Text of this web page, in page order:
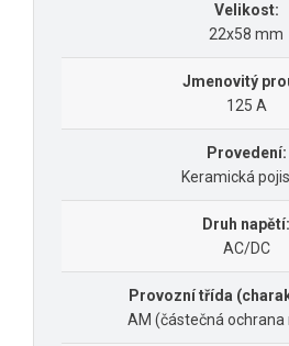
Velikost:
22x58 mm
Jmenovitý
125 A
Provedení:
Keramická
Druh napětí:
AC/DC
Provozní třída
AM (částečná ochrana